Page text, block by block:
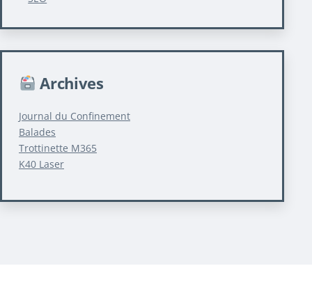
Archives
Journal du Confinement
Balades
Trottinette M365
K40 Laser